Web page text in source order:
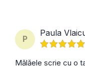
P
Paula
Mălăele scrie cu o